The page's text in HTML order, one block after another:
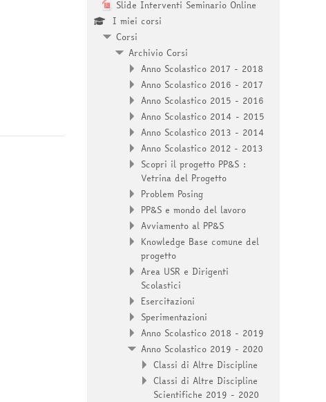
Slide Interventi Seminario Online
I miei corsi
Corsi
Archivio Corsi
Anno Scolastico 2017 - 2018
Anno Scolastico 2016 - 2017
Anno Scolastico 2015 - 2016
Anno Scolastico 2014 - 2015
Anno Scolastico 2013 - 2014
Anno Scolastico 2012 - 2013
Scopri il progetto PP&S :
Vetrina del Progetto
Problem Posing
PP&S e mondo del lavoro
Avviamento al PP&S
Knowledge Base comune del
progetto
Area USR e Dirigenti
Scolastici
Esercitazioni
Sperimentazioni
Anno Scolastico 2018 - 2019
Anno Scolastico 2019 - 2020
Classi di Altre Discipline
Classi di Altre Discipline
Scientifiche 2019 - 2020